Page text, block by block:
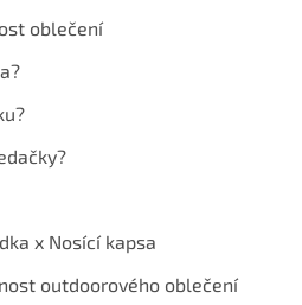
oblečení
x Nosící kapsa
outdoorového oblečení